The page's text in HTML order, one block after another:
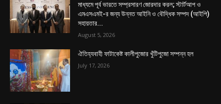
মাধ্যমে পূর্ব ভারতে সম্প্রসারণ জোরদার করল; স্টার্টআপ ও
এমএসএমই-র জন্য উন্নত আইনি ও বৌদ্ধিক সম্পদ (আইপি)
সহায়তার...
August 5, 2026
ঐতিহ্যবাহী ফাটাকেষ্ট কালীপুজোর খুঁটিপুজো সম্পন্ন হল
July 17, 2026